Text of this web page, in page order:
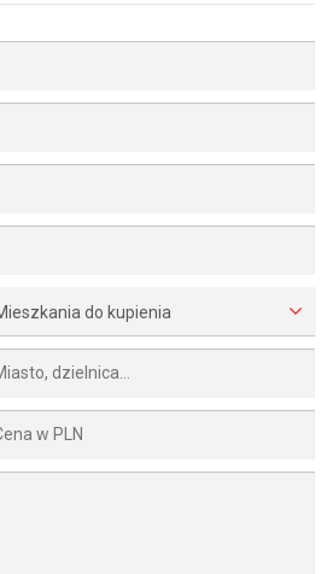
do kupienia